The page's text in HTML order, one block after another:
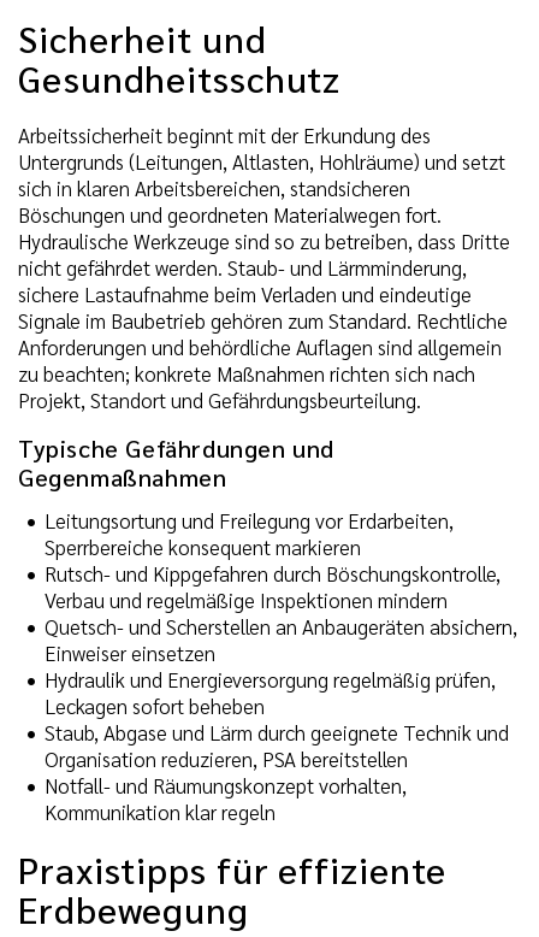
Sicherheit und
Gesundheitsschutz
Arbeitssicherheit beginnt mit der Erkundung des
Untergrunds (Leitungen, Altlasten, Hohlräume) und setzt
sich in klaren Arbeitsbereichen, standsicheren
Böschungen und geordneten Materialwegen fort.
Hydraulische Werkzeuge sind so zu betreiben, dass Dritte
nicht gefährdet werden. Staub- und Lärmminderung,
sichere Lastaufnahme beim Verladen und eindeutige
Signale im Baubetrieb gehören zum Standard. Rechtliche
Anforderungen und behördliche Auflagen sind allgemein
zu beachten; konkrete Maßnahmen richten sich nach
Projekt, Standort und Gefährdungsbeurteilung.
Typische Gefährdungen und
Gegenmaßnahmen
Leitungsortung und Freilegung vor Erdarbeiten,
Sperrbereiche konsequent markieren
Rutsch- und Kippgefahren durch Böschungskontrolle,
Verbau und regelmäßige Inspektionen mindern
Quetsch- und Scherstellen an Anbaugeräten absichern,
Einweiser einsetzen
Hydraulik und Energieversorgung regelmäßig prüfen,
Leckagen sofort beheben
Staub, Abgase und Lärm durch geeignete Technik und
Organisation reduzieren, PSA bereitstellen
Notfall- und Räumungskonzept vorhalten,
Kommunikation klar regeln
Praxistipps für effiziente
Erdbewegung